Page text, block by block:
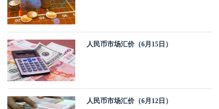
人民币市场汇价（6月15日）
人民币市场汇价（6月12日）